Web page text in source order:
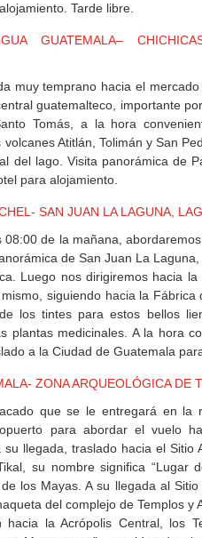
Tarde libre.
GUATEMALA–
muy temprano hacia el
guatemalteco, importante
Tomás, a la hora
Atitlán, Tolimán y San
del lago. Visita panorámica de
para alojamiento.
SAN JUAN LA LAGUNA,
08:00 de la mañana,
de San Juan La
Luego nos dirigiremos hacia
siguiendo hacia la Fábrica
los tintes para estos bellos
plantas medicinales. A la hora
a la Ciudad de Guatemala
ZONA ARQUEOLÓGICA DE
que se le entregará en la
para abordar el vuelo
su llegada, traslado hacia el Sitio
su nombre significa “Lugar
los Mayas. A su llegada al
del complejo de Templos y
hacia la Acrópolis Central, los